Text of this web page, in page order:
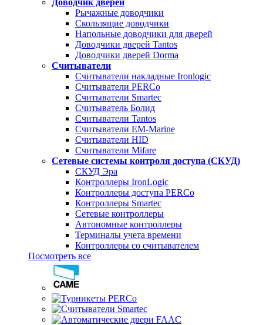
Доводчик дверей
Рычажные доводчики
Скользящие доводчики
Напольные доводчики для дверей
Доводчики дверей Tantos
Доводчики дверей Dorma
Считыватели
Считыватели накладные Ironlogic
Считыватели PERCo
Считыватели Smartec
Считыватель Болид
Считыватели Tantos
Считыватели EM-Marine
Считыватели HID
Считыватели Mifare
Сетевые системы контроля доступа (СКУД)
СКУД Эра
Контроллеры IronLogic
Контроллеры доступа PERCo
Контроллеры Smartec
Сетевые контроллеры
Автономные контроллеры
Терминалы учета времени
Контроллеры со считывателем
Посмотреть все